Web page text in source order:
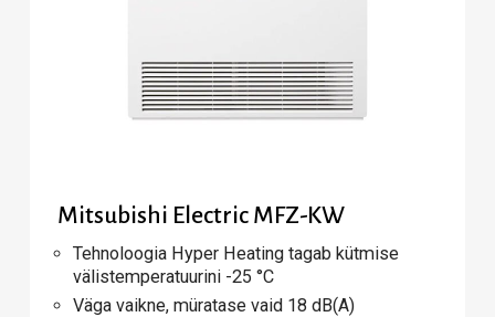
Mitsubishi Electric MFZ-KW
Tehnoloogia Hyper Heating tagab kütmise
välistemperatuurini -25 °C
Väga vaikne, müratase vaid 18 dB(A)